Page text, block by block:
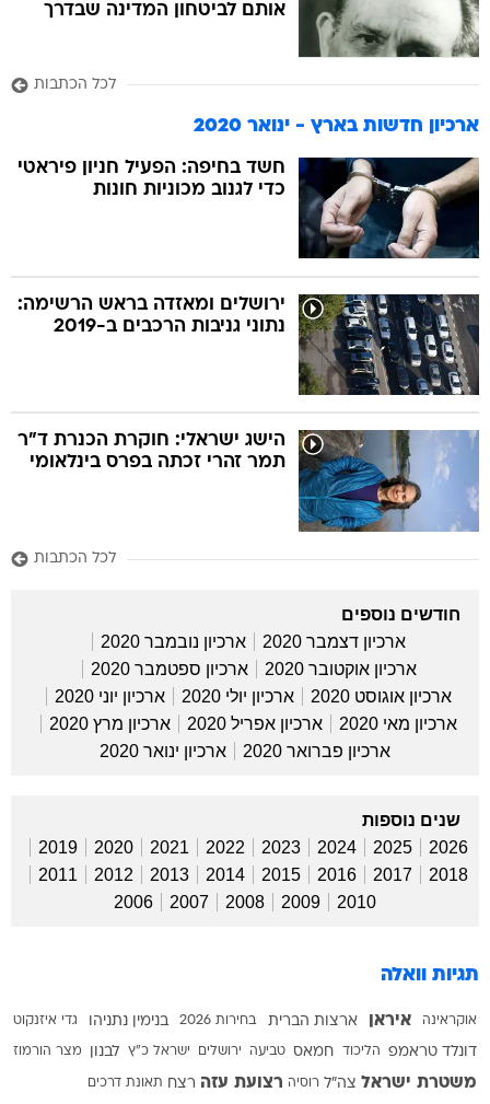
אותם לביטחון המדינה שבדרך
לכל הכתבות
ארכיון חדשות בארץ - ינואר 2020
חשד בחיפה: הפעיל חניון פיראטי
כדי לגנוב מכוניות חונות
ירושלים ומאזדה בראש הרשימה:
נתוני גניבות הרכבים ב-2019
הישג ישראלי: חוקרת הכנרת ד"ר
תמר זהרי זכתה בפרס בינלאומי
לכל הכתבות
חודשים נוספים
ארכיון דצמבר 2020
ארכיון נובמבר 2020
ארכיון אוקטובר 2020
ארכיון ספטמבר 2020
ארכיון אוגוסט 2020
ארכיון יולי 2020
ארכיון יוני 2020
ארכיון מאי 2020
ארכיון אפריל 2020
ארכיון מרץ 2020
ארכיון פברואר 2020
ארכיון ינואר 2020
שנים נוספות
2026
2025
2024
2023
2022
2021
2020
2019
2018
2017
2016
2015
2014
2013
2012
2011
2010
2009
2008
2007
2006
תגיות וואלה
אוקראינה איראן ארצות הברית בחירות 2026 בנימין נתניהו גדי איזנקוט
דונלד טראמפ הליכוד חמאס טביעה ירושלים ישראל כ"ץ לבנון מצר הורמוז
משטרת ישראל צה"ל רוסיה רצועת עזה רצח תאונת דרכים